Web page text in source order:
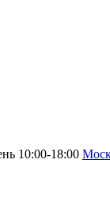
10:00-18:00